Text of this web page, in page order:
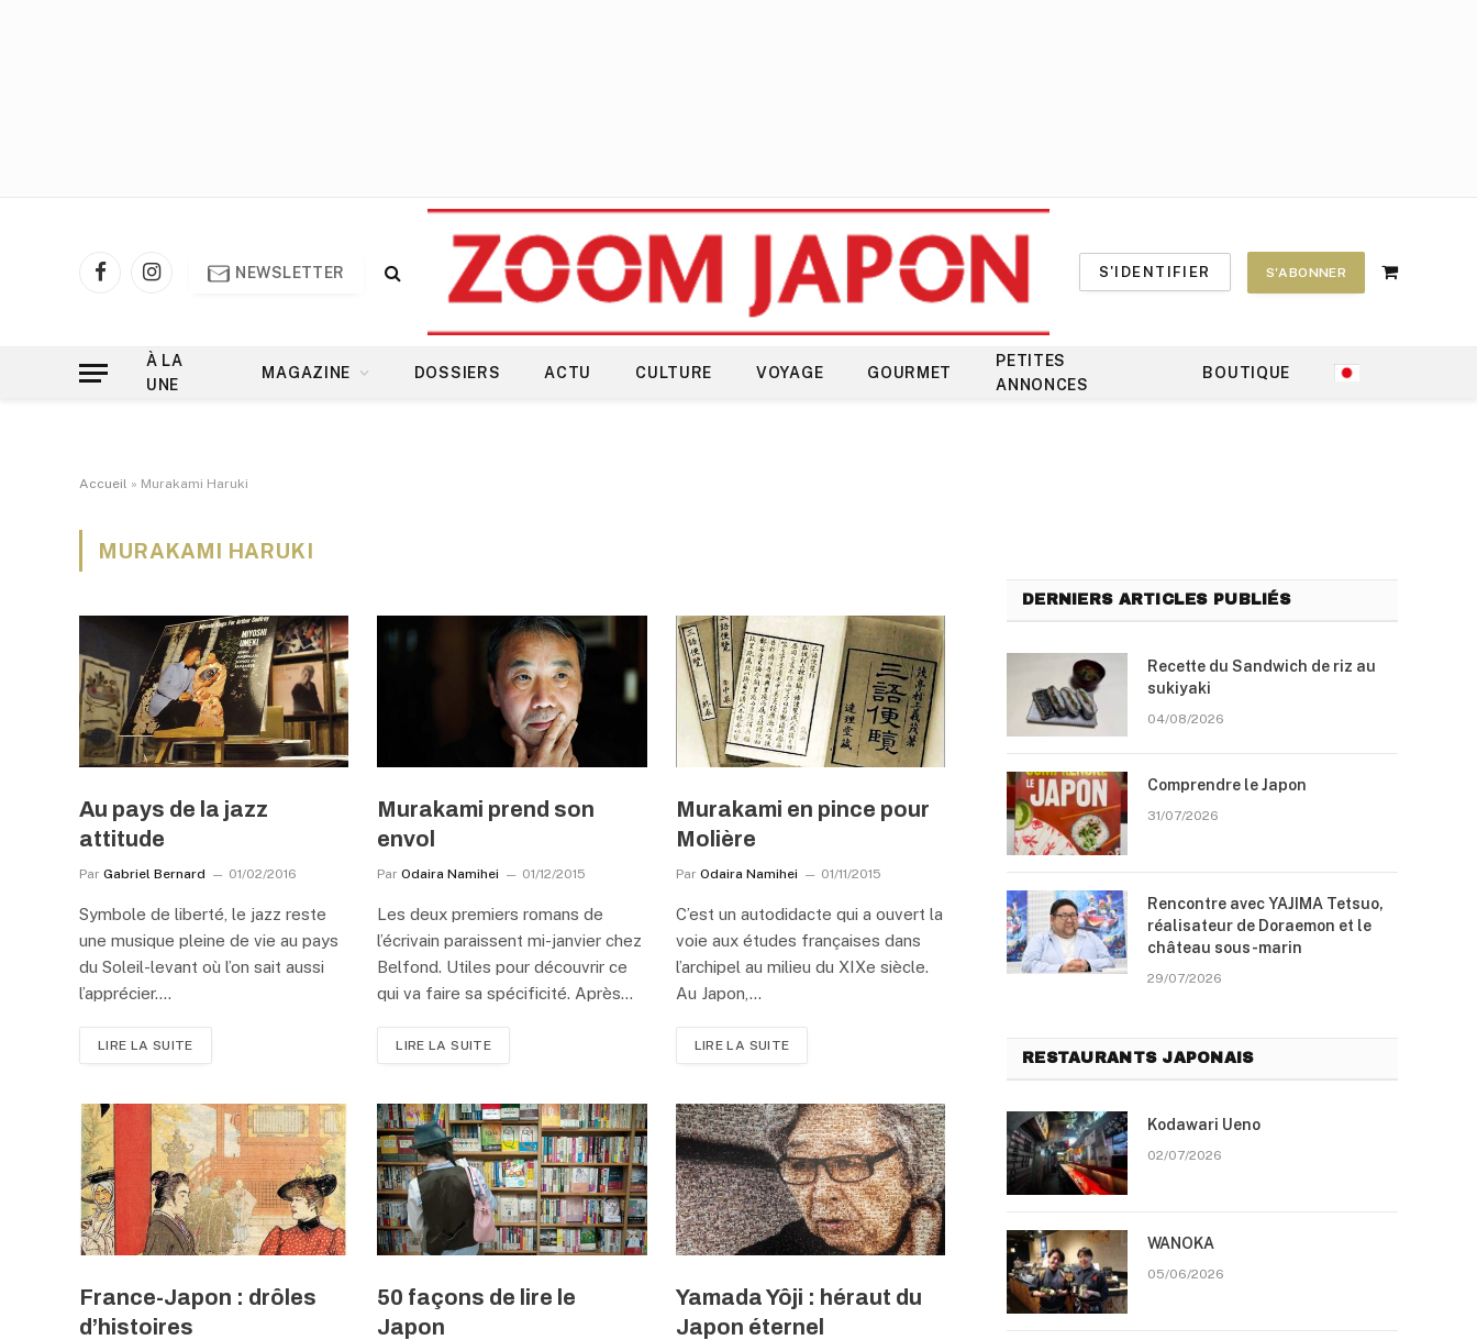
FacebookInstagram
NEWSLETTER S'IDENTIFIER S'ABONNER
Shopping
À LA
UNE
MAGAZINE DOSSIERS ACTU CULTURE VOYAGE GOURMET
PETITES
ANNONCES
BOUTIQUE
Accueil » Murakami Haruki
MURAKAMI HARUKI
Au pays de la jazz
attitude
Par Gabriel Bernard 01/02/2016
Symbole de liberté, le jazz reste
une musique pleine de vie au pays
du Soleil-levant où l’on sait aussi
l’apprécier.…
LIRE LA SUITE
Murakami prend son
envol
Par Odaira Namihei 01/12/2015
Les deux premiers romans de
l’écrivain paraissent mi-janvier chez
Belfond. Utiles pour découvrir ce
qui va faire sa spécificité. Après…
LIRE LA SUITE
Murakami en pince pour
Molière
Par Odaira Namihei 01/11/2015
C’est un autodidacte qui a ouvert la
voie aux études françaises dans
l’archipel au milieu du XIXe siècle.
Au Japon,…
LIRE LA SUITE
France-Japon : drôles
d’histoires
50 façons de lire le
Japon
Yamada Yôji : héraut du
Japon éternel
DERNIERS ARTICLES PUBLIÉS
Recette du Sandwich de riz au
sukiyaki
04/08/2026
Comprendre le Japon
31/07/2026
Rencontre avec YAJIMA Tetsuo,
réalisateur de Doraemon et le
château sous-marin
29/07/2026
RESTAURANTS JAPONAIS
Kodawari Ueno
02/07/2026
WANOKA
05/06/2026